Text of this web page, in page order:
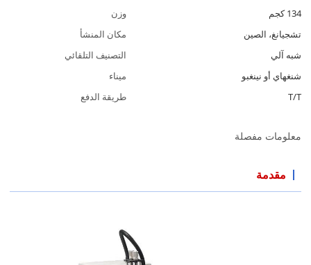
وزن
134 كجم
مكان المنشأ
تشجيانغ، الصين
التصنيف التلقائي
شبه آلي
ميناء
شنغهاي أو نينغبو
طريقة الدفع
T/T
معلومات مفصلة
مقدمة